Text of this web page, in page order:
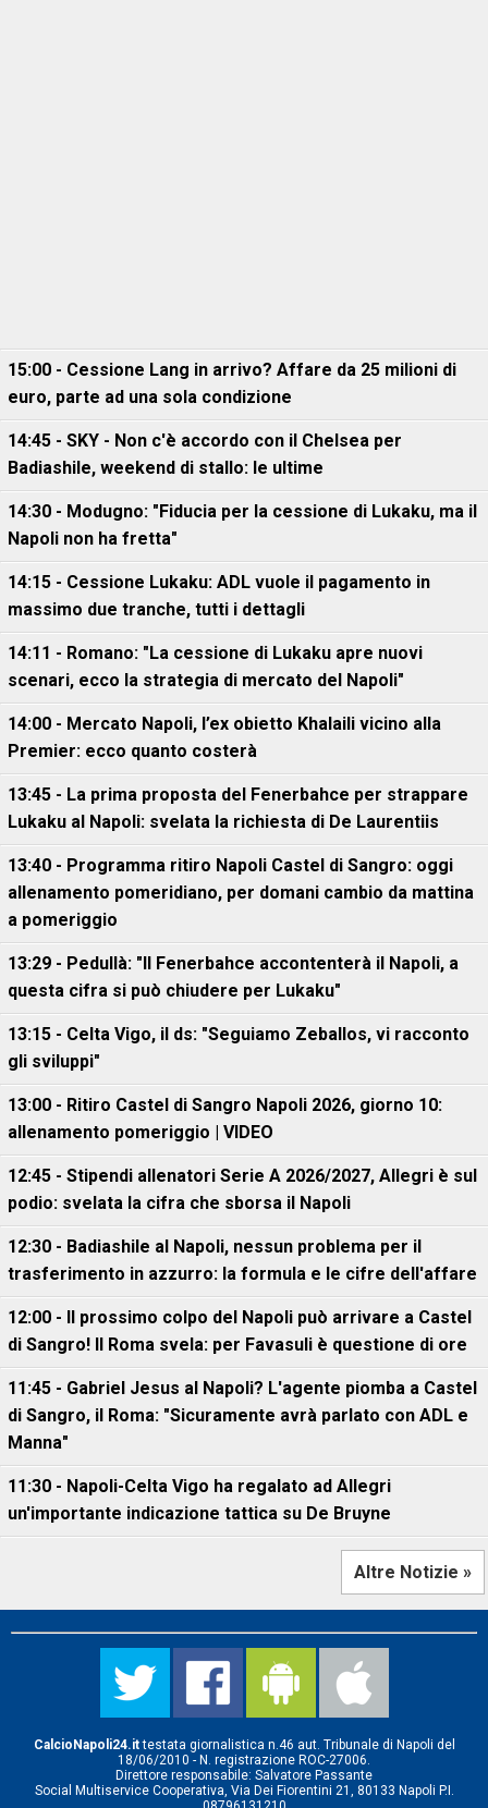
15:00 - Cessione Lang in arrivo? Affare da 25 milioni di
euro, parte ad una sola condizione
14:45 - SKY - Non c'è accordo con il Chelsea per
Badiashile, weekend di stallo: le ultime
14:30 - Modugno: "Fiducia per la cessione di Lukaku, ma il
Napoli non ha fretta"
14:15 - Cessione Lukaku: ADL vuole il pagamento in
massimo due tranche, tutti i dettagli
14:11 - Romano: "La cessione di Lukaku apre nuovi
scenari, ecco la strategia di mercato del Napoli"
14:00 - Mercato Napoli, l’ex obietto Khalaili vicino alla
Premier: ecco quanto costerà
13:45 - La prima proposta del Fenerbahce per strappare
Lukaku al Napoli: svelata la richiesta di De Laurentiis
13:40 - Programma ritiro Napoli Castel di Sangro: oggi
allenamento pomeridiano, per domani cambio da mattina
a pomeriggio
13:29 - Pedullà: "Il Fenerbahce accontenterà il Napoli, a
questa cifra si può chiudere per Lukaku"
13:15 - Celta Vigo, il ds: "Seguiamo Zeballos, vi racconto
gli sviluppi"
13:00 - Ritiro Castel di Sangro Napoli 2026, giorno 10:
allenamento pomeriggio | VIDEO
12:45 - Stipendi allenatori Serie A 2026/2027, Allegri è sul
podio: svelata la cifra che sborsa il Napoli
12:30 - Badiashile al Napoli, nessun problema per il
trasferimento in azzurro: la formula e le cifre dell'affare
12:00 - Il prossimo colpo del Napoli può arrivare a Castel
di Sangro! Il Roma svela: per Favasuli è questione di ore
11:45 - Gabriel Jesus al Napoli? L'agente piomba a Castel
di Sangro, il Roma: "Sicuramente avrà parlato con ADL e
Manna"
11:30 - Napoli-Celta Vigo ha regalato ad Allegri
un'importante indicazione tattica su De Bruyne
Altre Notizie »
CalcioNapoli24.ittestata giornalistica n.46 aut. Tribunale di Napoli del
18/06/2010 - N. registrazione ROC-27006.
Direttore responsabile: Salvatore Passante
Social Multiservice Cooperativa, Via Dei Fiorentini 21, 80133 Napoli P.I.